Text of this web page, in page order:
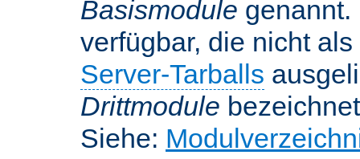
Basismodule genannt.
verfügbar, die nicht
Server-Tarballs
Drittmodule
Siehe: